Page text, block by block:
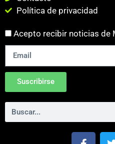
Política de privacidad
Acepto recibir noticias de
Suscribirse